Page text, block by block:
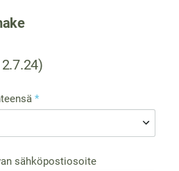
*
sähköpostiosoite